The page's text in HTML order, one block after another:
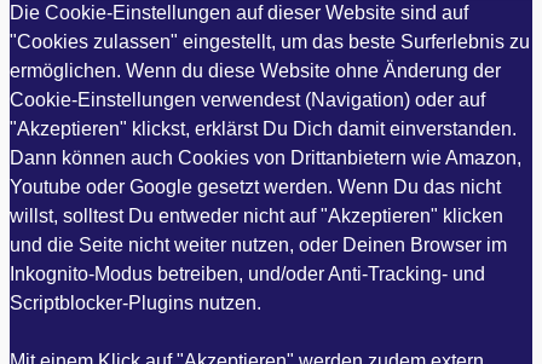
Die Cookie-Einstellungen auf dieser Website sind auf
"Cookies zulassen" eingestellt, um das beste Surferlebnis zu
ermöglichen. Wenn du diese Website ohne Änderung der
Cookie-Einstellungen verwendest (Navigation) oder auf
"Akzeptieren" klickst, erklärst Du Dich damit einverstanden.
Dann können auch Cookies von Drittanbietern wie Amazon,
Youtube oder Google gesetzt werden. Wenn Du das nicht
willst, solltest Du entweder nicht auf "Akzeptieren" klicken
und die Seite nicht weiter nutzen, oder Deinen Browser im
Inkognito-Modus betreiben, und/oder Anti-Tracking- und
Scriptblocker-Plugins nutzen.